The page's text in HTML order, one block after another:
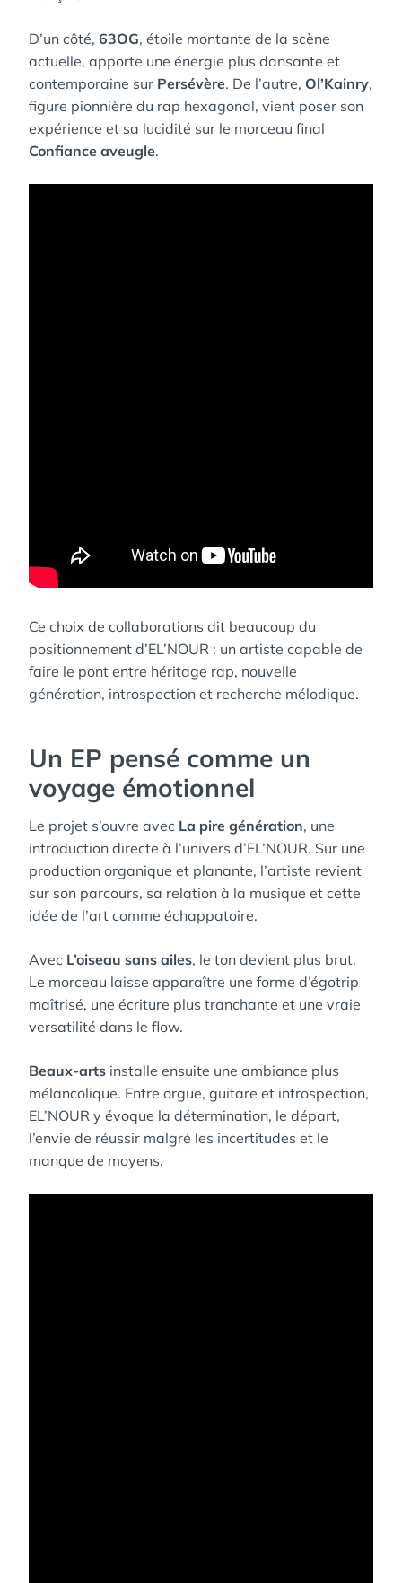
D’un côté, 63OG, étoile montante de la scène
actuelle, apporte une énergie plus dansante et
contemporaine sur Persévère. De l’autre, Ol’Kainry,
figure pionnière du rap hexagonal, vient poser son
expérience et sa lucidité sur le morceau final
Confiance aveugle.
Ce choix de collaborations dit beaucoup du
positionnement d’EL’NOUR : un artiste capable de
faire le pont entre héritage rap, nouvelle
génération, introspection et recherche mélodique.
Un EP pensé comme un
voyage émotionnel
Le projet s’ouvre avec La pire génération, une
introduction directe à l’univers d’EL’NOUR. Sur une
production organique et planante, l’artiste revient
sur son parcours, sa relation à la musique et cette
idée de l’art comme échappatoire.
Avec L’oiseau sans ailes, le ton devient plus brut.
Le morceau laisse apparaître une forme d’égotrip
maîtrisé, une écriture plus tranchante et une vraie
versatilité dans le flow.
Beaux-arts installe ensuite une ambiance plus
mélancolique. Entre orgue, guitare et introspection,
EL’NOUR y évoque la détermination, le départ,
l’envie de réussir malgré les incertitudes et le
manque de moyens.